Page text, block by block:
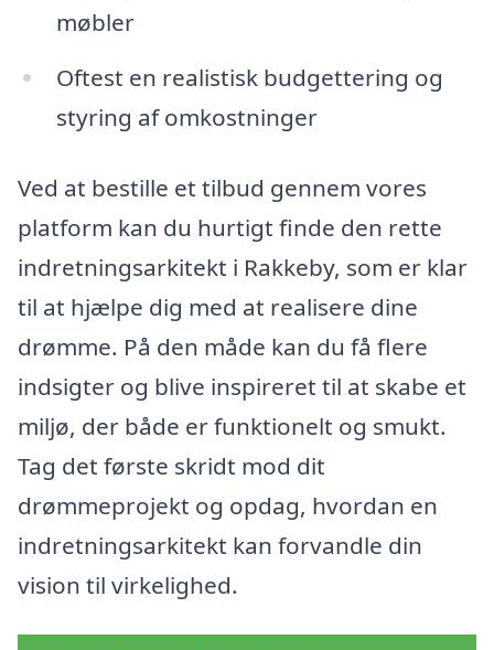
møbler
Oftest en realistisk budgettering og
styring af omkostninger
Ved at bestille et tilbud gennem vores
platform kan du hurtigt finde den rette
indretningsarkitekt i Rakkeby, som er klar
til at hjælpe dig med at realisere dine
drømme. På den måde kan du få flere
indsigter og blive inspireret til at skabe et
miljø, der både er funktionelt og smukt.
Tag det første skridt mod dit
drømmeprojekt og opdag, hvordan en
indretningsarkitekt kan forvandle din
vision til virkelighed.